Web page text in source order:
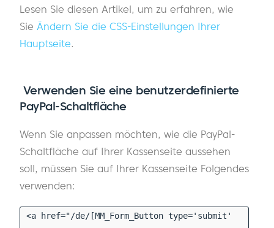
Lesen Sie diesen Artikel, um zu erfahren, wie
Sie Ändern Sie die CSS-Einstellungen Ihrer
Hauptseite.
Verwenden Sie eine benutzerdefinierte
PayPal-Schaltfläche
Wenn Sie anpassen möchten, wie die PayPal-
Schaltfläche auf Ihrer Kassenseite aussehen
soll, müssen Sie auf Ihrer Kassenseite Folgendes
verwenden:
<a href="/de/[MM_Form_Button type='submit'